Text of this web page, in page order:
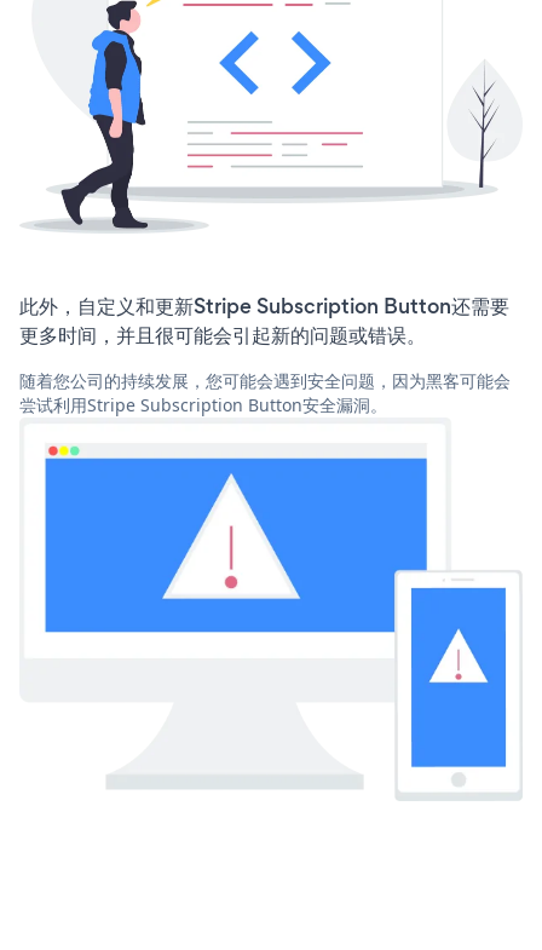
此外，自定义和更新Stripe Subscription Button还需要
更多时间，并且很可能会引起新的问题或错误。
随着您公司的持续发展，您可能会遇到安全问题，因为黑客可能会
尝试利用Stripe Subscription Button安全漏洞。